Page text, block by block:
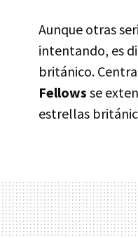
Aunque otras
intentando, es
británico.
Fellows se
estrellas